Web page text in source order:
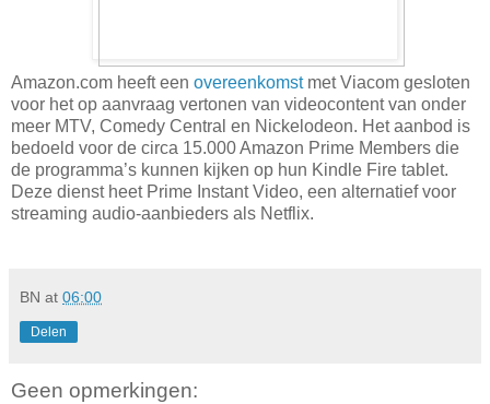
Amazon.com heeft een overeenkomstmet Viacom gesloten
voor het op aanvraag vertonen van videocontent van onder
meer MTV, Comedy Central en Nickelodeon. Het aanbod is
bedoeld voor de circa 15.000 Amazon Prime Members die
de programma’s kunnen kijken op hun Kindle Fire tablet.
Deze dienst heet Prime Instant Video, een alternatief voor
streaming audio-aanbieders als Netflix.
BN at 06:00
Delen
Geen opmerkingen: